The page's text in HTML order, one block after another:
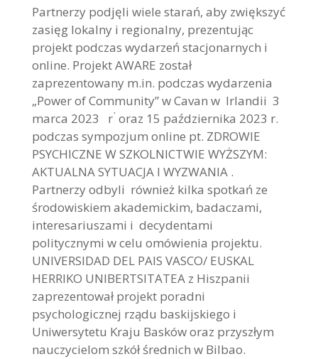
Partnerzy podjęli wiele starań, aby zwiększyć
zasięg lokalny i regionalny, prezentując
projekt podczas wydarzeń stacjonarnych i
online. Projekt AWARE został
zaprezentowany m.in. podczas wydarzenia
„Power of Community” w Cavan w Irlandii 3
marca 2023 r
.
oraz 15 października 2023 r.
podczas sympozjum online pt. ZDROWIE
PSYCHICZNE W SZKOLNICTWIE WYŻSZYM:
AKTUALNA SYTUACJA I WYZWANIA .
Partnerzy odbyli również kilka spotkań ze
środowiskiem akademickim, badaczami,
interesariuszami i decydentami
politycznymi w celu omówienia projektu.
UNIVERSIDAD DEL PAIS VASCO/ EUSKAL
HERRIKO UNIBERTSITATEA z Hiszpanii
zaprezentował projekt poradni
psychologicznej rządu baskijskiego i
Uniwersytetu Kraju Basków oraz przyszłym
nauczycielom szkół średnich w Bilbao.